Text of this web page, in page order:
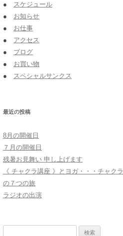
● スケジュール
● お知らせ
● お仕事
● アクセス
● ブログ
● お買い物
● スペシャルサンクス
最近の投稿
8月の開催日
７月の開催日
残暑お見舞い 申し上げます
《 チャクラ講座 》とヨガ・・・チャクラ
の７つの旅
ラジオの出演